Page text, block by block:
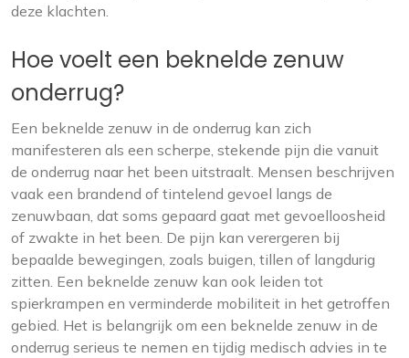
deze klachten.
Hoe voelt een beknelde zenuw
onderrug?
Een beknelde zenuw in de onderrug kan zich
manifesteren als een scherpe, stekende pijn die vanuit
de onderrug naar het been uitstraalt. Mensen beschrijven
vaak een brandend of tintelend gevoel langs de
zenuwbaan, dat soms gepaard gaat met gevoelloosheid
of zwakte in het been. De pijn kan verergeren bij
bepaalde bewegingen, zoals buigen, tillen of langdurig
zitten. Een beknelde zenuw kan ook leiden tot
spierkrampen en verminderde mobiliteit in het getroffen
gebied. Het is belangrijk om een beknelde zenuw in de
onderrug serieus te nemen en tijdig medisch advies in te